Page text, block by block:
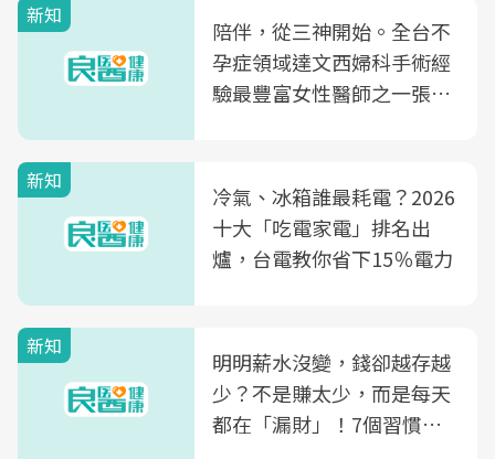
新知
陪伴，從三神開始。全台不
孕症領域達文西婦科手術經
驗最豐富女性醫師之一張永
光田醫院建構360度女性健
康照護生態圈
新知
冷氣、冰箱誰最耗電？2026
十大「吃電家電」排名出
爐，台電教你省下15％電力
新知
明明薪水沒變，錢卻越存越
少？不是賺太少，而是每天
都在「漏財」！7個習慣一